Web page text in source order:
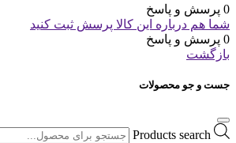
0 پرسش و پاسخ
شما هم درباره این کالا پرسش ثبت کنید
0 پرسش و پاسخ
بازگشت
جست و جو محصولات
Products search